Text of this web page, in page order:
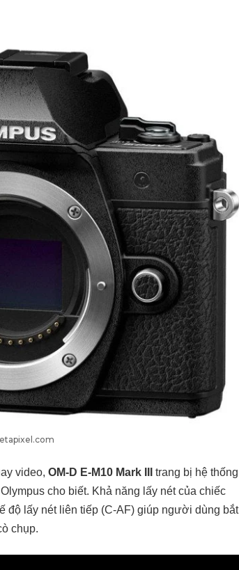
video, OM-D E-M10 Mark III
trang bị hệ thống
cho biết. Khả năng lấy nét của chiếc
độ lấy nét liên tiếp (C-AF) giúp người dùng bắt
chụp.